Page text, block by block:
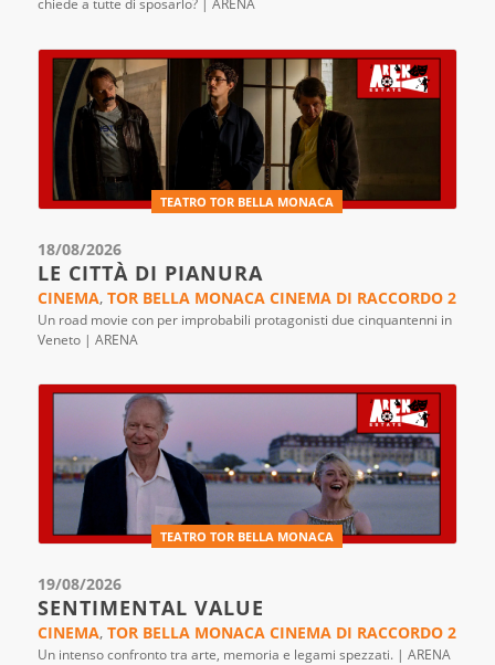
chiede a tutte di sposarlo? | ARENA
TEATRO TOR BELLA MONACA
18/08/2026
LE CITTÀ DI PIANURA
CINEMA, TOR BELLA MONACA CINEMA DI RACCORDO 2
Un road movie con per improbabili protagonisti due cinquantenni in
Veneto | ARENA
TEATRO TOR BELLA MONACA
19/08/2026
SENTIMENTAL VALUE
CINEMA, TOR BELLA MONACA CINEMA DI RACCORDO 2
Un intenso confronto tra arte, memoria e legami spezzati. | ARENA